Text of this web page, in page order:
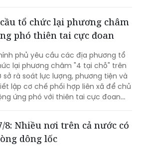
tổ chức lại phương châm
phó thiên tai cực đoan
phủ yêu cầu các địa phương tổ
lại phương châm "4 tại chỗ" trên
sở rà soát lực lượng, phương tiện và
lập cơ chế phối hợp liên xã để chủ
ứng phó với thiên tai cực đoan...
8: Nhiều nơi trên cả nước có
dông lốc